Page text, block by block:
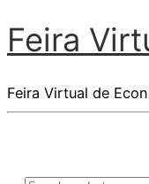
Feira
Feira Virtual de